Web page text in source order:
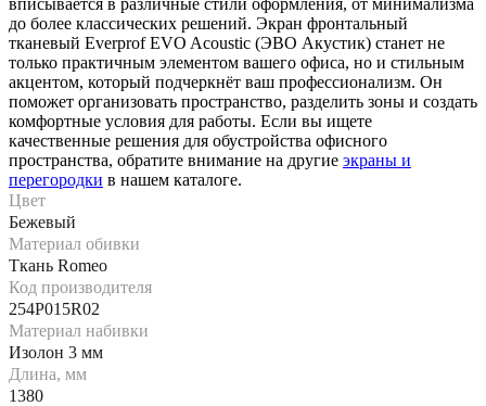
до более классических решений. Экран фронтальный
тканевый Everprof EVO Acoustic (ЭВО Акустик) станет не
только практичным элементом вашего офиса, но и стильным
акцентом, который подчеркнёт ваш профессионализм. Он
поможет организовать пространство, разделить зоны и создать
комфортные условия для работы. Если вы ищете
качественные решения для обустройства офисного
пространства, обратите внимание на другие экраны и
перегородки в нашем каталоге.
Цвет
Бежевый
Материал обивки
Ткань Romeo
Код производителя
254P015R02
Материал набивки
Изолон 3 мм
Длина, мм
1380